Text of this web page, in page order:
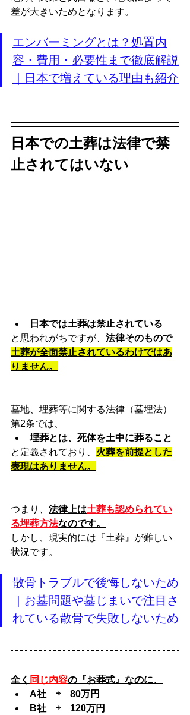
差が大きいためとなります。
エンバーミングとは？処置内
容・費用・必要性まで徹底解説
｜日本で増えている理由も紹介
日本での土葬は法律で禁
止されてはいない
日本では土葬は禁止されている
と思われがちですが、 法律そのもので
土葬が全面禁止されているわけではあ
りません。
墓地、埋葬等に関する法律（墓埋法）
第2条では、
埋葬とは、死体を土中に葬ること
と定義されており、 火葬を前提とした
表現はありません。
つまり、 法律上は土葬も認められてい
る埋葬方法なのです。
しかし、現実的には『土葬』が難しい
状況です。
散骨トラブルで後悔しないため
｜お墓問題や墓じまいで注目さ
れている散骨で失敗しないため
全く 同じ内容の『お葬式』なのに、
A社　⇨　80万円
B社　⇨　120万円